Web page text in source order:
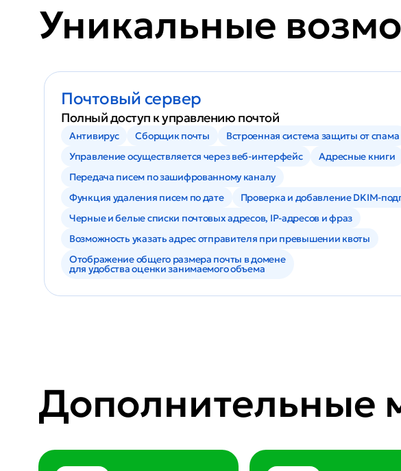
Уникальные
Почтовый сервер
Полный доступ к управлению почтой
Антивирус Сборщик почты
Встроенная система защиты от спама
Управление осуществляется через веб-интерфейс
Адресные книги
Передача писем по зашифрованному каналу
Функция удаления писем по дате
Проверка и добавление DKIM-
Черные и белые списки почтовых адресов, IP-адресов и фраз
Возможность указать адрес отправителя при превышении квоты
Отображение общего размера почты в домене
для удобства оценки занимаемого объема
Дополнительные